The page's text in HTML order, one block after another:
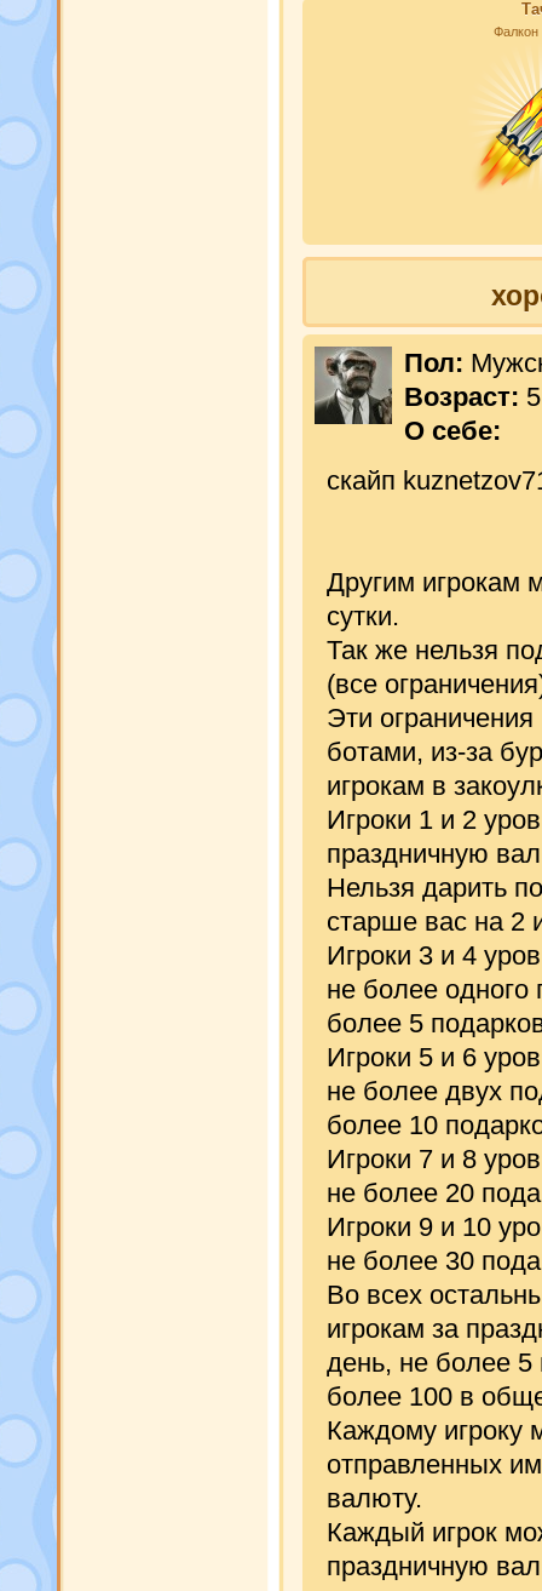
Пол:
Возраст:
О себе:
скайп
Другим игрокам
сутки.
Так же нельзя
(все
Эти
ботами, из-за
игрокам в
Игроки 1 и 2
праздничную
Нельзя дарить
старше вас на 2
Игроки 3 и 4
не более одного
более 5
Игроки 5 и 6
не более двух
более 10
Игроки 7 и 8
не более 20
Игроки 9 и 10
не более 30
Во всех
игрокам за
день, не более 5
более 100 в
Каждому игроку
отправленных
валюту.
Каждый игрок
праздничную